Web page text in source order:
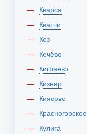
Кварса
Кватчи
Кез
Кечёво
Кигбаево
Кизнер
Киясово
Красногорское
Кулига